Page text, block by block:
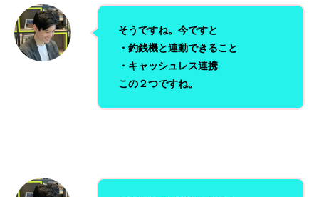
そうですね。今ですと
・釣銭機と連動できること
・キャッシュレス連携
この２つですね。